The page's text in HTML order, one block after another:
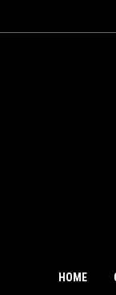
HOME